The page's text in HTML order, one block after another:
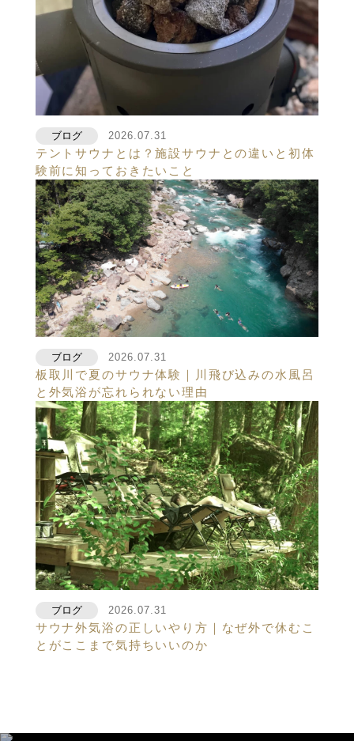
ブログ 2026.07.31
テントサウナとは？施設サウナとの違いと初体
験前に知っておきたいこと
ブログ 2026.07.31
板取川で夏のサウナ体験｜川飛び込みの水風呂
と外気浴が忘れられない理由
ブログ 2026.07.31
サウナ外気浴の正しいやり方｜なぜ外で休むこ
とがここまで気持ちいいのか